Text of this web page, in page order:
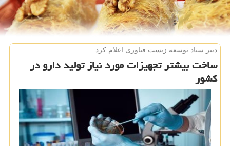
دبیر ستاد توسعه زیست فناوری اعلام كرد
ساخت بیشتر تجهیزات مورد نیاز تولید دارو در
كشور